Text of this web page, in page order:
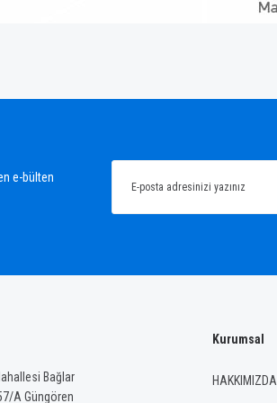
Bu ürüne ilk yorumu siz yapın!
e-bülten
Bağlar
A Güngören
Kurumsal
HAKKIMIZDA